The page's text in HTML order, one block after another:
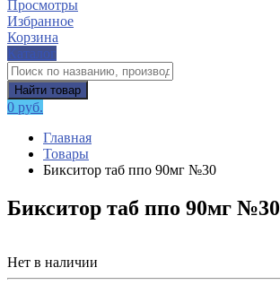
Просмотры
Избранное
Корзина
Каталог
Найти товар
0 руб.
Главная
Товары
Бикситор таб ппо 90мг №30
Бикситор таб ппо 90мг №30
Нет в наличии